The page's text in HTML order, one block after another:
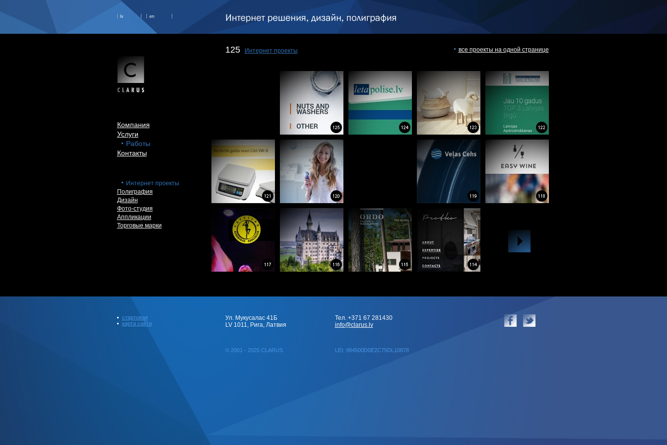
lv en
Компания
Услуги
Работы
Контакты
Интернет проекты
Полиграфия
Дизайн
Фото-студия
Аппликации
Торговые марки
125 Интернет проекты все проекты на одной странице
стартовая
карта сайта
Ул. Мукусалас 41Б
LV 1011, Рига, Латвия
© 2001 - 2025 CLARUS LEI: 984500D0E2C75DL10878
Тел. +371 67 281430
info@clarus.lv